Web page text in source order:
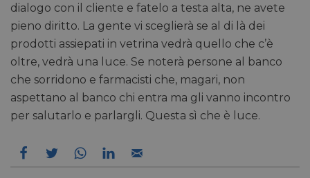
dialogo con il cliente e fatelo a testa alta, ne avete
pieno diritto. La gente vi sceglierà se al di là dei
prodotti assiepati in vetrina vedrà quello che c’è
oltre, vedrà una luce. Se noterà persone al banco
che sorridono e farmacisti che, magari, non
aspettano al banco chi entra ma gli vanno incontro
per salutarlo e parlargli. Questa sì che è luce.